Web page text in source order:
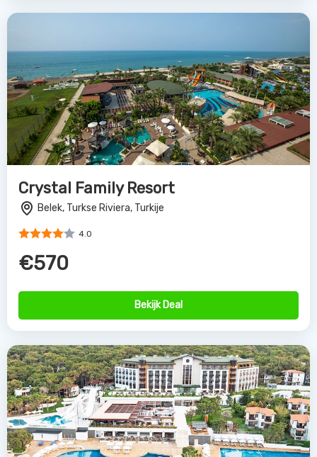
Crystal Family Resort
Belek, Turkse Riviera, Turkije
4.0
€570
Bekijk Deal